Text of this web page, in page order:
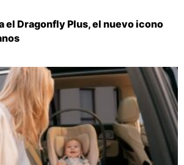
el Dragonfly Plus, el nuevo icono